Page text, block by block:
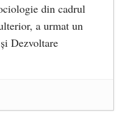
din cadrul
a urmat un
Dezvoltare
Rohia. Părintele